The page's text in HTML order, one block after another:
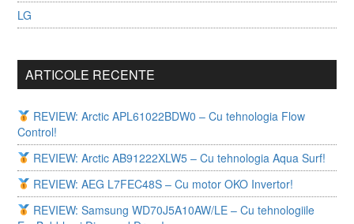
LG
ARTICOLE RECENTE
REVIEW: Arctic APL61022BDW0 – Cu tehnologia Flow
Control!
REVIEW: Arctic AB91222XLW5 – Cu tehnologia Aqua Surf!
REVIEW: AEG L7FEC48S – Cu motor OKO Invertor!
REVIEW: Samsung WD70J5A10AW/LE – Cu tehnologiile